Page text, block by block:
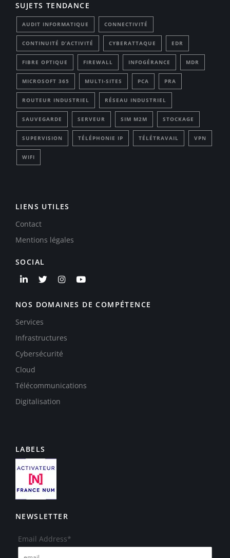
SUJETS TENDANCE
AUDIT INFORMATIQUE CONNECTIVITÉ
CONTINUITÉ D’ACTIVITÉ CYBERATTAQUE EDR
FIBRE OPTIQUE FIREWALL INFOGÉRANCE MDR
MICROSOFT 365 MULTI-SITES PCA PRA
ROUTEUR INDUSTRIEL RÉSEAU INDUSTRIEL
SAUVEGARDE SERVEUR SIM M2M STOCKAGE
SUPERVISION TÉLÉPHONIE IP TÉLÉTRAVAIL VPN
WIFI
LIENS UTILES
Contact
Mentions légales
SOCIAL
NOS DOMAINES DE COMPÉTENCE
Services
Infrastructures
Cybersécurité
Cloud
Télécommunications
Digitalisation
LABELS
NEWSLETTER
Email Address*